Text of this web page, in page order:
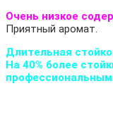
Очень низкое
Приятный аромат.
Длительная
На 40% более